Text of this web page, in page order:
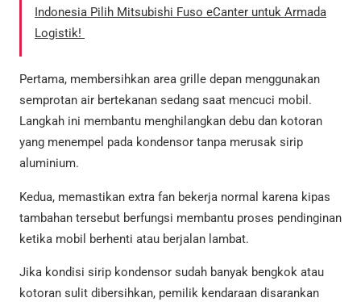
Indonesia Pilih Mitsubishi Fuso eCanter untuk Armada
Logistik!
Pertama, membersihkan area grille depan menggunakan
semprotan air bertekanan sedang saat mencuci mobil.
Langkah ini membantu menghilangkan debu dan kotoran
yang menempel pada kondensor tanpa merusak sirip
aluminium.
Kedua, memastikan extra fan bekerja normal karena kipas
tambahan tersebut berfungsi membantu proses pendinginan
ketika mobil berhenti atau berjalan lambat.
Jika kondisi sirip kondensor sudah banyak bengkok atau
kotoran sulit dibersihkan, pemilik kendaraan disarankan